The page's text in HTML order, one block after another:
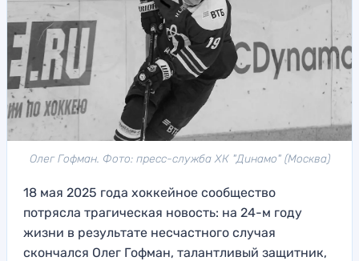
Олег Гофман. Фото: пресс-служба ХК "Динамо" (Москва)
18 мая 2025 года хоккейное сообщество
потрясла трагическая новость: на 24-м году
жизни в результате несчастного случая
скончался Олег Гофман, талантливый защитник,